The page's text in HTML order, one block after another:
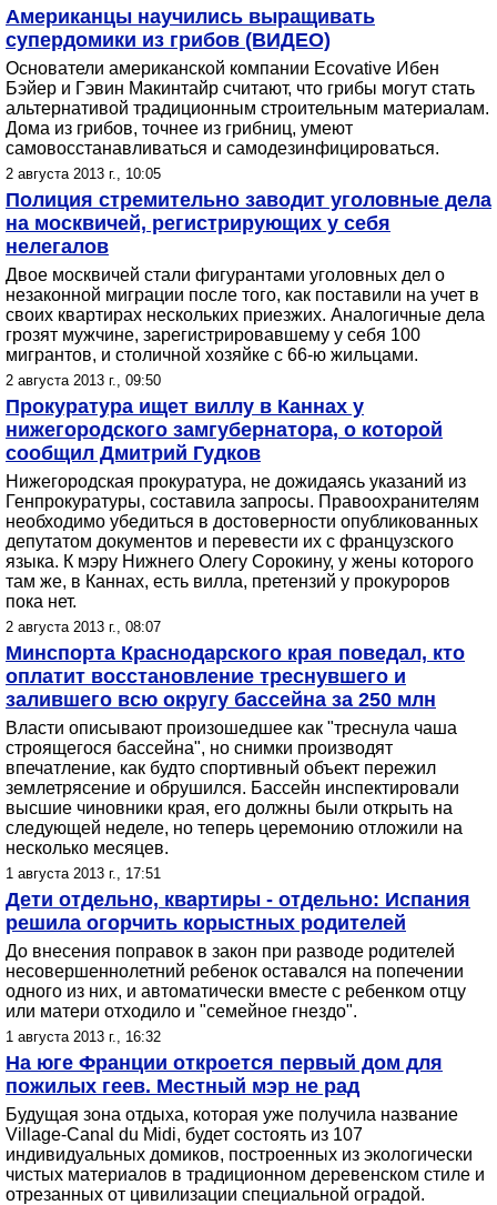
Американцы научились выращивать
супердомики из грибов (ВИДЕО)
Основатели американской компании Ecovative Ибен
Бэйер и Гэвин Макинтайр считают, что грибы могут стать
альтернативой традиционным строительным материалам.
Дома из грибов, точнее из грибниц, умеют
самовосстанавливаться и самодезинфицироваться.
2 августа 2013 г., 10:05
Полиция стремительно заводит уголовные дела
на москвичей, регистрирующих у себя
нелегалов
Двое москвичей стали фигурантами уголовных дел о
незаконной миграции после того, как поставили на учет в
своих квартирах нескольких приезжих. Аналогичные дела
грозят мужчине, зарегистрировавшему у себя 100
мигрантов, и столичной хозяйке с 66-ю жильцами.
2 августа 2013 г., 09:50
Прокуратура ищет виллу в Каннах у
нижегородского замгубернатора, о которой
сообщил Дмитрий Гудков
Нижегородская прокуратура, не дожидаясь указаний из
Генпрокуратуры, составила запросы. Правоохранителям
необходимо убедиться в достоверности опубликованных
депутатом документов и перевести их с французского
языка. К мэру Нижнего Олегу Сорокину, у жены которого
там же, в Каннах, есть вилла, претензий у прокуроров
пока нет.
2 августа 2013 г., 08:07
Минспорта Краснодарского края поведал, кто
оплатит восстановление треснувшего и
залившего всю округу бассейна за 250 млн
Власти описывают произошедшее как "треснула чаша
строящегося бассейна", но снимки производят
впечатление, как будто спортивный объект пережил
землетрясение и обрушился. Бассейн инспектировали
высшие чиновники края, его должны были открыть на
следующей неделе, но теперь церемонию отложили на
несколько месяцев.
1 августа 2013 г., 17:51
Дети отдельно, квартиры - отдельно: Испания
решила огорчить корыстных родителей
До внесения поправок в закон при разводе родителей
несовершеннолетний ребенок оставался на попечении
одного из них, и автоматически вместе с ребенком отцу
или матери отходило и "семейное гнездо".
1 августа 2013 г., 16:32
На юге Франции откроется первый дом для
пожилых геев. Местный мэр не рад
Будущая зона отдыха, которая уже получила название
Village-Canal du Midi, будет состоять из 107
индивидуальных домиков, построенных из экологически
чистых материалов в традиционном деревенском стиле и
отрезанных от цивилизации специальной оградой.